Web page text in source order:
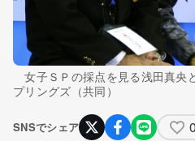
女子ＳＰの採点を見る浅田真央
プリングズ（共同）
SNSでシェア 0